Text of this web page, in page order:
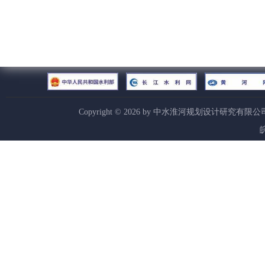
Copyright © 2026by 中水淮河规划设计研究有限公